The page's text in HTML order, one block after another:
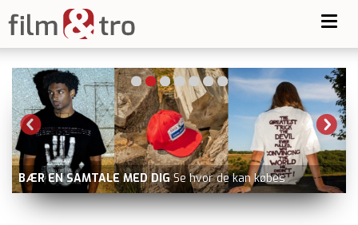
BÆR EN SAMTALE MED DIG Se hvor de kan købes